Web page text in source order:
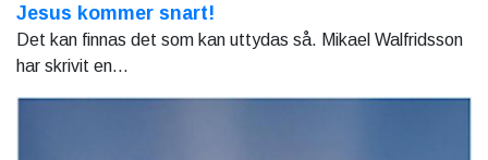
Jesus kommer snart!
Det kan finnas det som kan uttydas så. Mikael Walfridsson
har skrivit en...